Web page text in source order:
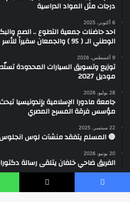
درجات مثل المواد الدراسية
6 أكتوبر، 2025
احد حاضنات جمعية التطوع .. الصم
الوطني الـ ( 95 ) والجمعان سفيراً للأسر المنتجة
9 أغسطس، 2026
موديل 2027
28 يوليو، 2026
جامعة مادورا الإسلامية بإندونيسيا
مؤسس فرقة المسرح المصري
22 سبتمبر، 2025
‏🔴 المسلم يتفقد منشآت لوس انجلوس
20 يونيو، 2026
الفريق ضاحي خلفان يتلقى رسالة
فيسبوك ‫X